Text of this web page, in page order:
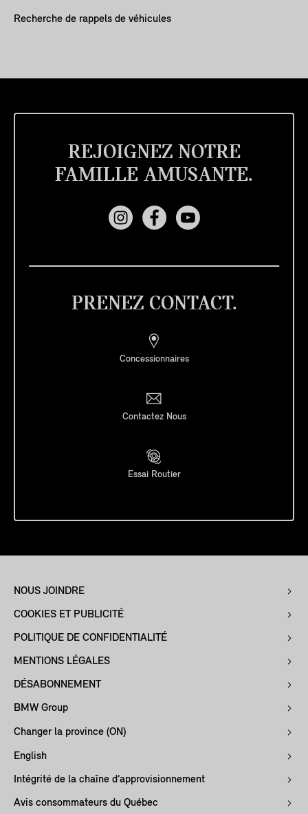
Recherche de rappels de véhicules
REJOIGNEZ NOTRE
FAMILLE AMUSANTE.
PRENEZ CONTACT.
Concessionnaires
Contactez Nous
Essai Routier
NOUS JOINDRE
COOKIES ET PUBLICITÉ
POLITIQUE DE CONFIDENTIALITÉ
MENTIONS LÉGALES
DÉSABONNEMENT
BMW Group
Changer la province (ON)
English
Intégrité de la chaîne d’approvisionnement
Avis consommateurs du Québec